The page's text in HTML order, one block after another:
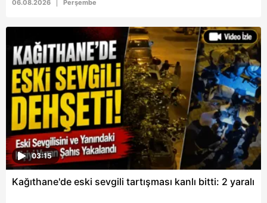
6698 sayılı Kişisel Verilerin Korunması Kanunu uyarınca
hazırlanmış Aydınlatma Metnimizi okumak ve sitemizde
ilgili mevzuata uygun olarak kullanılan çerezlerle ilgili bilgi
almak için lütfentıklayınız .
06.08.2026 Perşembe
03:15
Kağıthane'de eski sevgili tartışması kanlı bitti: 2 yaralı